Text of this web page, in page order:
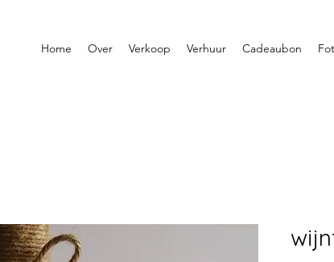
Home Over Verkoop Verhuur Cadeaubon